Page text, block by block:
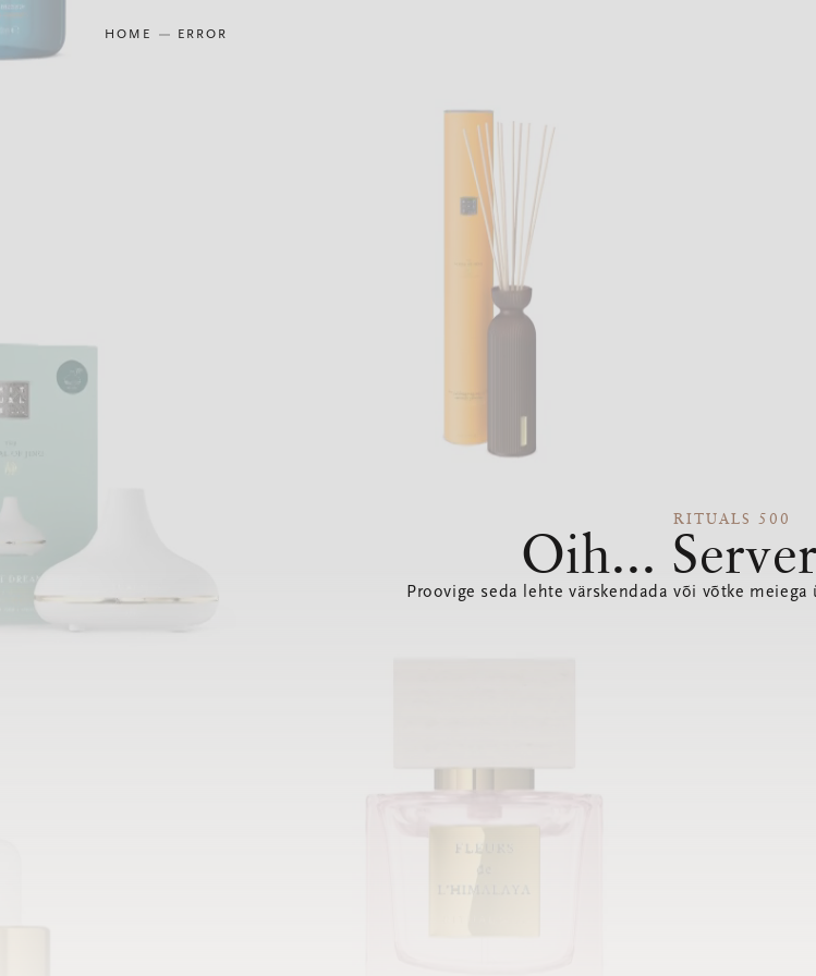
HOME ERROR
RITUALS 500
Oih...
Proovige seda lehte värskendada või võtke